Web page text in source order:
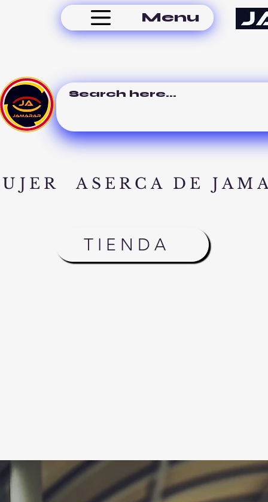
Menu
ASERCA DE
TIENDA